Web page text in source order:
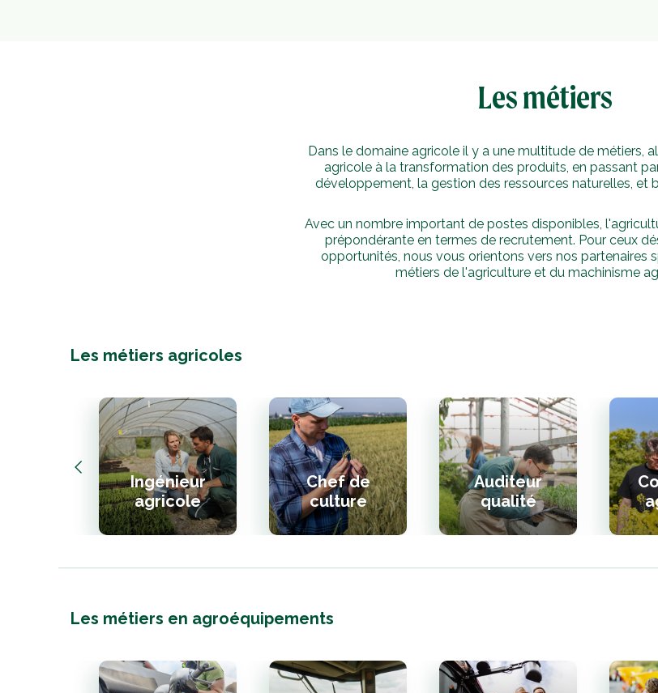
Les métiers
Dans le domaine agricole il y a une multitude de métiers,
agricole à la transformation des produits, en passant
développement, la gestion des ressources naturelles, et
Avec un nombre important de postes disponibles,
prépondérante en termes de recrutement. Pour ceux
opportunités, nous vous orientons vers nos partenaires
métiers de l'agriculture et du machinisme
Les métiers agricoles
Ingénieur
agricole
Chef de
culture
Auditeur
qualité
Les métiers en agroéquipements